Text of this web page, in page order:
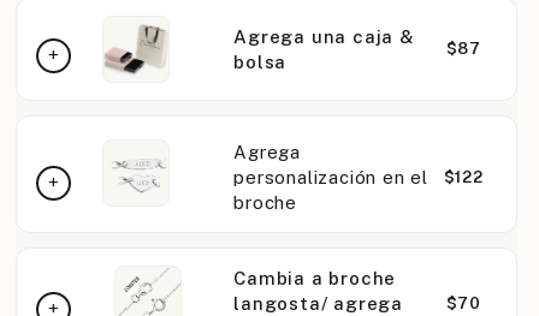
Agrega una caja &
bolsa
$87
Agrega
personalización en el
broche
$122
Cambia a broche
langosta/ agrega
$70